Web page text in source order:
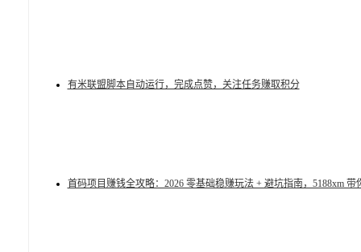
有米联盟脚本自动运行，完成点赞，关注任务赚取积分
首码项目赚钱全攻略：2026 零基础稳赚玩法 + 避坑指南，5188xm 带